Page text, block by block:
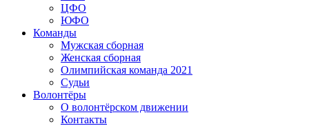
ЦФО
ЮФО
Команды
Мужская сборная
Женская сборная
Олимпийская команда 2021
Судьи
Волонтёры
О волонтёрском движении
Контакты